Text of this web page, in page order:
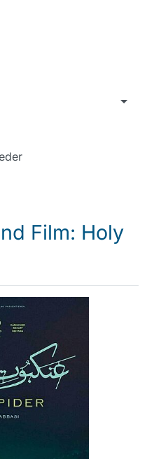
Film: Holy